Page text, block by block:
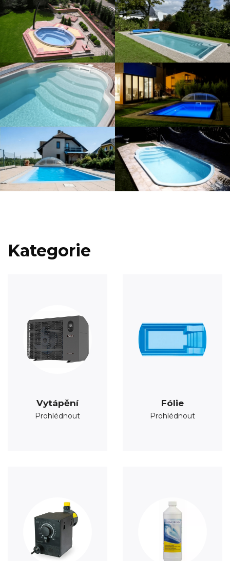
Kategorie
Vytápění
Prohlédnout
Fólie
Prohlédnout